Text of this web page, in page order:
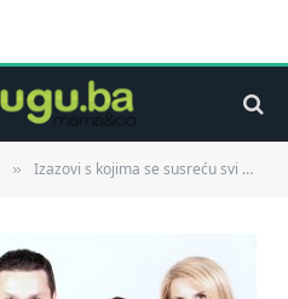
» Izazovi s kojima se susreću svi roditelji